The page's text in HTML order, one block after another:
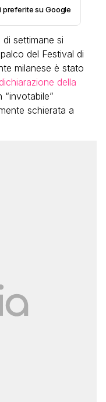
preferite su Google
settimane si
del Festival di
milanese è stato
della
schierata a